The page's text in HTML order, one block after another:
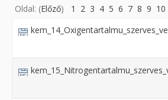
Oldal: (Előző) 1 2 3 4 5 6 7 8 9 10